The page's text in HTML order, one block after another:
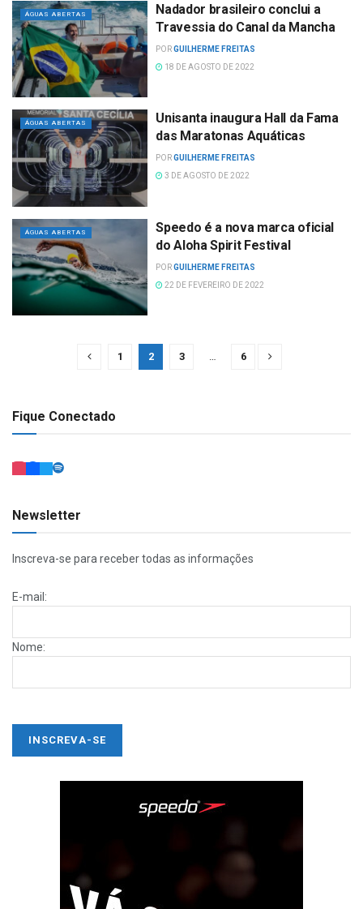
ÁGUAS ABERTAS
Nadador brasileiro conclui a
Travessia do Canal da Mancha
PORGUILHERME FREITAS
18 DE AGOSTO DE 2022
ÁGUAS ABERTAS
Unisanta inaugura Hall da Fama
das Maratonas Aquáticas
PORGUILHERME FREITAS
3 DE AGOSTO DE 2022
ÁGUAS ABERTAS
Speedo é a nova marca oficial
do Aloha Spirit Festival
PORGUILHERME FREITAS
22 DE FEVEREIRO DE 2022
1 2 3 … 6
Fique Conectado
Newsletter
Inscreva-se para receber todas as informações
E-mail:
Nome: